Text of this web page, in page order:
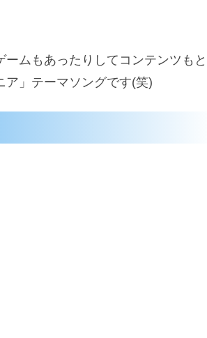
ムもあったりしてコンテンツもと
ア」テーマソングです(笑)